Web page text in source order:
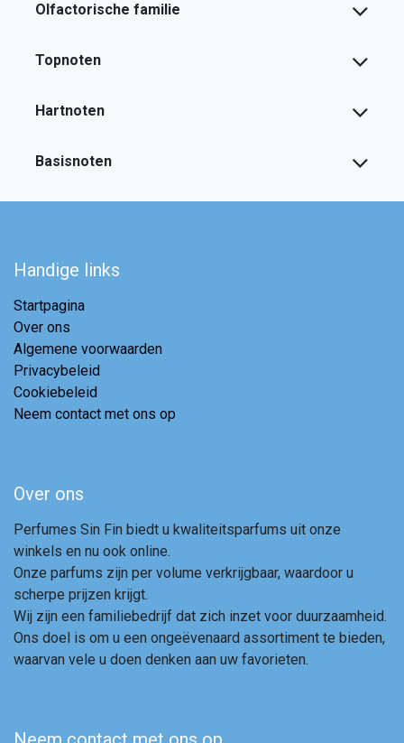
Olfactorische familie
Topnoten
Hartnoten
Basisnoten
Handige links
Startpagina
Over ons
Algemene voorwaarden
Privacybeleid
Cookiebeleid
Neem contact met ons op
Over ons
Perfumes Sin Fin biedt u kwaliteitsparfums uit onze
winkels en nu ook online.
Onze parfums zijn per volume verkrijgbaar, waardoor u
scherpe prijzen krijgt.
Wij zijn een familiebedrijf dat zich inzet voor duurzaamheid.
Ons doel is om u een ongeëvenaard assortiment te bieden,
waarvan vele u doen denken aan uw favorieten.